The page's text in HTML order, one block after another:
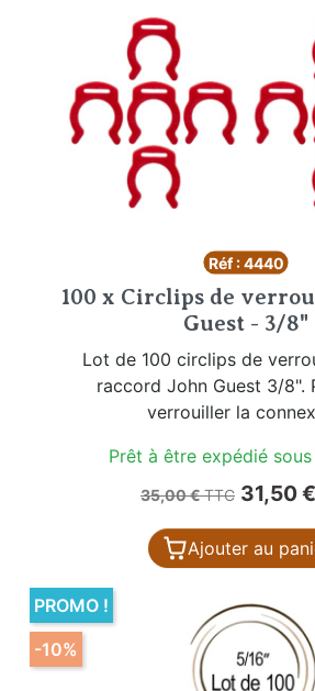
Réf : 4440
100 x Circlips de
Guest - 3/8"
Lot de 100 circlips de
raccord John Guest 3/8".
verrouiller la
Prêt à être expédié
Prix de base
35,00 €TTC Prix
31,50 €
Ajouter au
PROMO !
-10%